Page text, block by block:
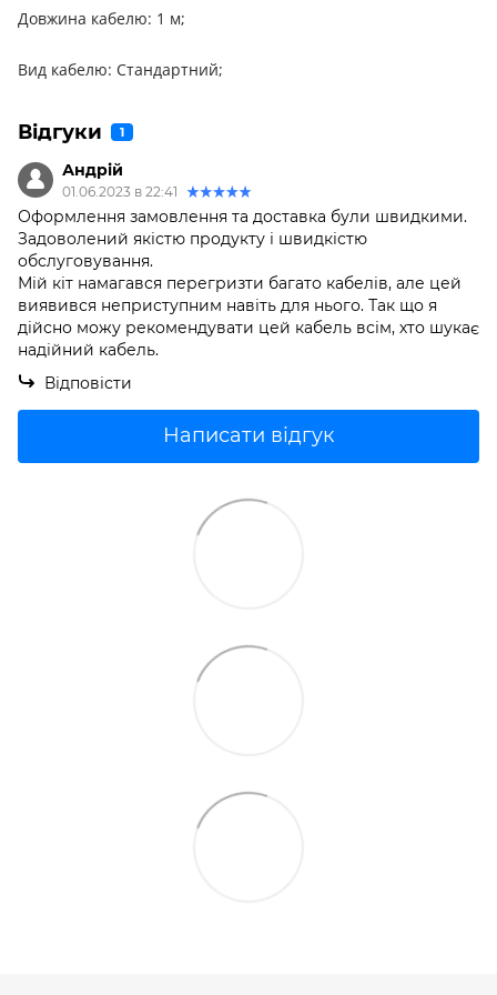
Довжина кабелю: 1 м;
Вид кабелю: Стандартний;
Відгуки 1
Андрій
01.06.2023 в 22:41
Оформлення замовлення та доставка були швидкими.
Задоволений якістю продукту і швидкістю
обслуговування.
Мій кіт намагався перегризти багато кабелів, але цей
виявився неприступним навіть для нього. Так що я
дійсно можу рекомендувати цей кабель всім, хто шукає
надійний кабель.
Відповісти
Написати відгук